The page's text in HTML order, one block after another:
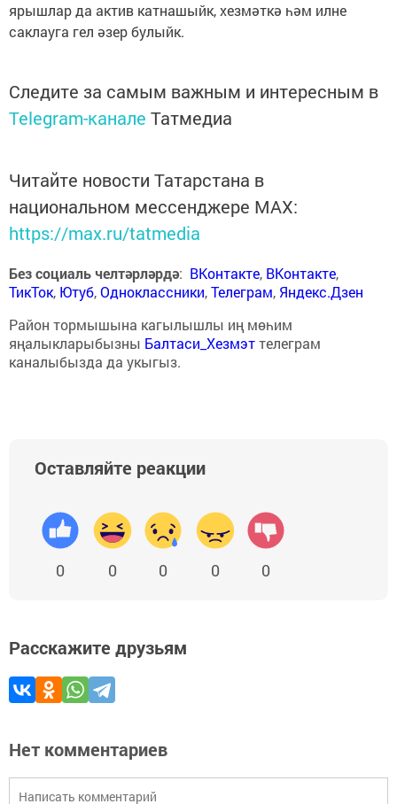
ярышлар да актив катнашыйк, хезмәткә һәм илне
саклауга гел әзер булыйк.
Следите за самым важным и интересным в
Telegram-канале Татмедиа
Читайте новости Татарстана в
национальном мессенджере MАХ:
https://max.ru/tatmedia
Без социаль челтәрләрдә: ВКонтакте, ВКонтакте,
ТикТок, Ютуб,Одноклассники,Телеграм, Яндекс.Дзен
Район тормышына кагылышлы иң мөһим
яңалыкларыбызны Балтаси_Хезмэттелеграм
каналыбызда да укыгыз.
Оставляйте реакции
0 0 0 0 0
Расскажите друзьям
Нет комментариев